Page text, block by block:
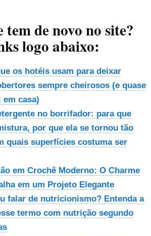
de novo no site?
logo abaixo:
os hotéis usam para deixar
sempre cheirosos (e quase
em casa)
no borrifador: para que
por que ela se tornou tão
quais superfícies costuma ser
em Crochê Moderno: O Charme
em um Projeto Elegante
falar de nutricionismo? Entenda a
termo com nutrição segundo